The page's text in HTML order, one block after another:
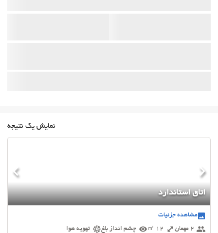
نمایش یک نتیجه
اتاق استاندارد
مشاهده جزئیات
2 مهمان
12 ㎡ چشم انداز باغ
تهویه هوا